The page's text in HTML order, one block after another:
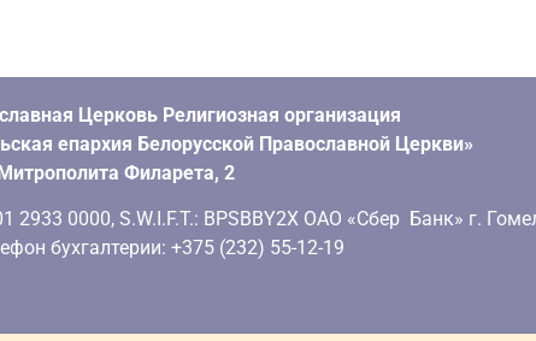
Церковь Религиозная организация
епархия Белорусской Православной Церкви»
Филарета, 2
0000, S.W.I.F.T.: BPSBBY2X ОАО «Сбер Банк» г.
бухгалтерии: +375 (232) 55-12-19